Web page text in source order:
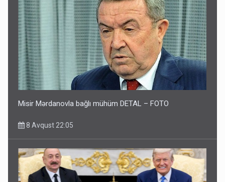
Misir Mərdanovla bağlı mühüm DETAL – FOTO
8 Avqust 22:05